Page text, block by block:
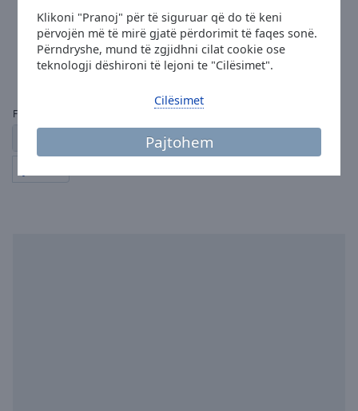
Klikoni "Pranoj" për të siguruar që do të keni
përvojën më të mirë gjatë përdorimit të faqes sonë.
Përndryshe, mund të zgjidhni cilat cookie ose
teknologji dëshironi të lejoni te "Cilësimet".
Pajtohem
Cilësimet
dance house
electronic
DJ MING - Warmth #552 -
0
255
Faqet:
... 45 ← e mëparshme